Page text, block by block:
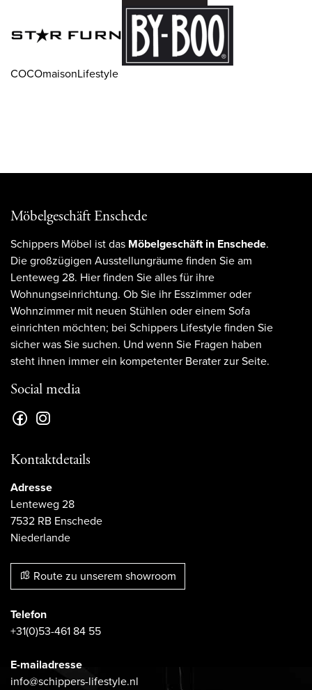
COCOmaisonLifestyle
Möbelgeschäft Enschede
Schippers Möbel ist das Möbelgeschäft in Enschede.
Die großzügigen Ausstellungräume finden Sie am
Lenteweg 28. Hier finden Sie alles für ihre
Wohnungseinrichtung. Ob Sie ihr Esszimmer oder
Wohnzimmer mit neuen Stühlen oder einem Sofa
einrichten möchten; bei Schippers Lifestyle finden Sie
sicher was Sie suchen. Und wenn Sie Fragen haben
steht ihnen immer ein kompetenter Berater zur Seite.
Social media
Kontaktdetails
Adresse
Lenteweg 28
7532 RB Enschede
Niederlande
Route zu unserem showroom
Telefon
+31(0)53-461 84 55
E-mailadresse
info@schippers-lifestyle.nl